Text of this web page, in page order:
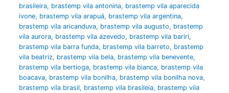
brasileira, brastemp vila antonina, brastemp vila aparecida
ivone, brastemp vila arapuá, brastemp vila argentina,
brastemp vila aricanduva, brastemp vila augusto, brastemp
vila aurora, brastemp vila azevedo, brastemp vila bariri,
brastemp vila barra funda, brastemp vila barreto, brastemp
vila beatriz, brastemp vila bela, brastemp vila benevente,
brastemp vila bertioga, brastemp vila bianca, brastemp vila
boacava, brastemp vila bonilha, brastemp vila bonilha nova,
brastemp vila brasil, brastemp vila brasileia, brastemp vila